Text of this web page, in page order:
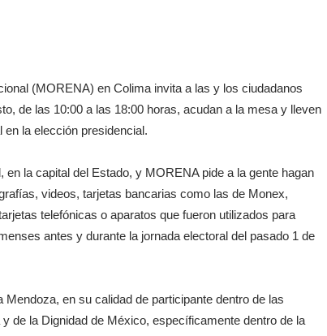
(MORENA) en Colima invita a las y los ciudadanos
de las 10:00 a las 18:00 horas, acudan a la mesa y lleven
en la elección presidencial.
la capital del Estado, y MORENA pide a la gente hagan
videos, tarjetas bancarias como las de Monex,
telefónicas o aparatos que fueron utilizados para
antes y durante la jornada electoral del pasado 1 de
en su calidad de participante dentro de las
de la Dignidad de México, específicamente dentro de la